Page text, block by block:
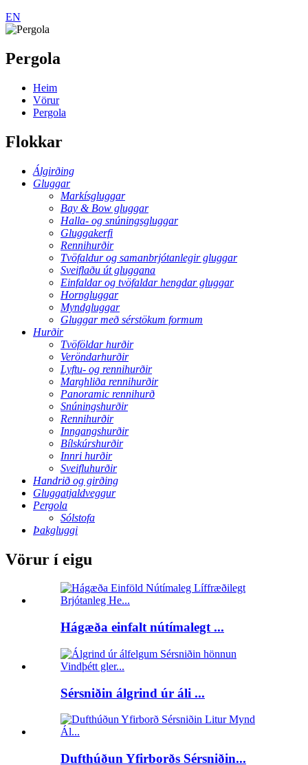
EN
Pergola
Heim
Vörur
Pergola
Flokkar
Álgirðing
Gluggar
Markísgluggar
Bay & Bow gluggar
Halla- og snúningsgluggar
Gluggakerfi
Rennihurðir
Tvöfaldur og samanbrjótanlegir gluggar
Sveiflaðu út gluggana
Einfaldar og tvöfaldar hengdar gluggar
Horngluggar
Myndgluggar
Gluggar með sérstökum formum
Hurðir
Tvöföldar hurðir
Veröndarhurðir
Lyftu- og rennihurðir
Marghliða rennihurðir
Panoramic rennihurð
Snúningshurðir
Rennihurðir
Inngangshurðir
Bílskúrshurðir
Innri hurðir
Sveifluhurðir
Handrið og girðing
Gluggatjaldveggur
Pergola
Sólstofa
Þakgluggi
Vörur í eigu
Hágæða einfalt nútímalegt ...
Sérsniðin álgrind úr áli ...
Dufthúðun Yfirborðs Sérsniðin...